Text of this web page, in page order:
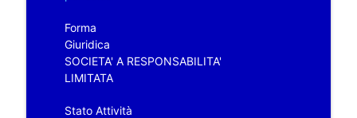
Forma
Giuridica
SOCIETA' A RESPONSABILITA'
LIMITATA
Stato Attività